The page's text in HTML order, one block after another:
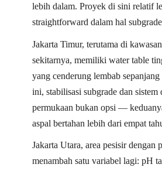
lebih dalam. Proyek di sini relatif
straightforward dalam hal
Jakarta Timur, terutama di
sekitarnya, memiliki water table
yang cenderung lembab
ini, stabilisasi subgrade dan sistem
permukaan bukan opsi —
aspal bertahan lebih dari empat
Jakarta Utara, area pesisir dengan
menambah satu variabel lagi: pH